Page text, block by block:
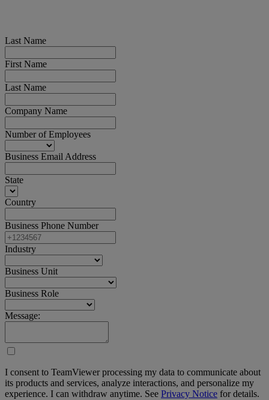
Last Name
First Name
Last Name
Company Name
Number of Employees
Business Email Address
State
Country
Business Phone Number
Industry
Business Unit
Business Role
Message:
I consent to TeamViewer processing my data to communicate about
its products and services, analyze interactions, and personalize my
experience. I can withdraw anytime. See Privacy Notice for details.